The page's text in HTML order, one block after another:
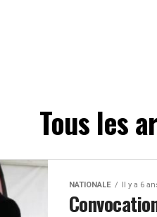
Tous les
NATIONALE Il y a 6